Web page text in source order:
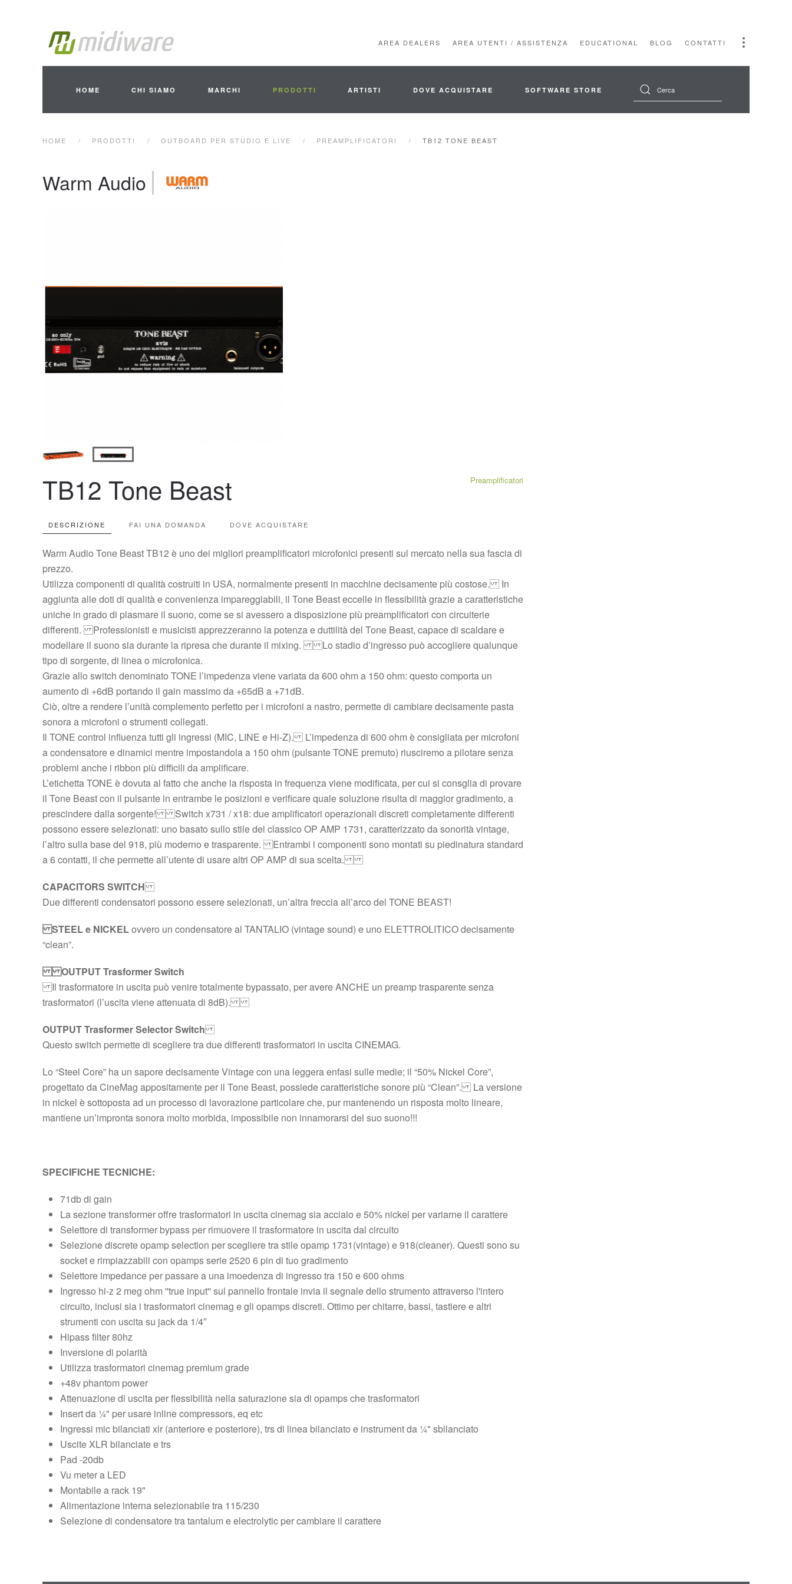
AREA DEALERS AREA UTENTI / ASSISTENZA EDUCATIONAL BLOG CONTATTI
HOME CHI SIAMO MARCHI PRODOTTI ARTISTI DOVE ACQUISTARE SOFTWARE STORE
HOME PRODOTTI OUTBOARD PER STUDIO E LIVE PREAMPLIFICATORI TB12 TONE BEAST
Warm Audio
Preamplificatori
TB12 Tone Beast
DESCRIZIONE FAI UNA DOMANDA DOVE ACQUISTARE
Warm Audio Tone Beast TB12 è uno dei migliori preamplificatori microfonici presenti sul mercato nella sua fascia di
prezzo.
Utilizza componenti di qualità costruiti in USA, normalmente presenti in macchine decisamente più costose. In
aggiunta alle doti di qualità e convenienza impareggiabili, il Tone Beast eccelle in flessibilità grazie a caratteristiche
uniche in grado di plasmare il suono, come se si avessero a disposizione più preamplificatori con circuiterie
differenti. Professionisti e musicisti apprezzeranno la potenza e duttilità del Tone Beast, capace di scaldare e
modellare il suono sia durante la ripresa che durante il mixing. Lo stadio d’ingresso può accogliere qualunque
tipo di sorgente, di linea o microfonica.
Grazie allo switch denominato TONE l’impedenza viene variata da 600 ohm a 150 ohm: questo comporta un
aumento di +6dB portando il gain massimo da +65dB a +71dB.
Ciò, oltre a rendere l’unità complemento perfetto per i microfoni a nastro, permette di cambiare decisamente pasta
sonora a microfoni o strumenti collegati.
Il TONE control influenza tutti gli ingressi (MIC, LINE e Hi-Z). L’impedenza di 600 ohm è consigliata per microfoni
a condensatore e dinamici mentre impostandola a 150 ohm (pulsante TONE premuto) riusciremo a pilotare senza
problemi anche i ribbon più difficili da amplificare.
L’etichetta TONE è dovuta al fatto che anche la risposta in frequenza viene modificata, per cui si consglia di provare
il Tone Beast con il pulsante in entrambe le posizioni e verificare quale soluzione risulta di maggior gradimento, a
prescindere dalla sorgente! Switch x731 / x18: due amplificatori operazionali discreti completamente differenti
possono essere selezionati: uno basato sullo stile del classico OP AMP 1731, caratterizzato da sonorità vintage,
l’altro sulla base del 918, più moderno e trasparente. Entrambi i componenti sono montati su piedinatura standard
a 6 contatti, il che permette all’utente di usare altri OP AMP di sua scelta.
CAPACITORS SWITCH
Due differenti condensatori possono essere selezionati, un’altra freccia all’arco del TONE BEAST!
STEEL e NICKELovvero un condensatore al TANTALIO (vintage sound) e uno ELETTROLITICO decisamente
“clean”.
OUTPUT Trasformer Switch
Il trasformatore in uscita può venire totalmente bypassato, per avere ANCHE un preamp trasparente senza
trasformatori (l’uscita viene attenuata di 8dB).
OUTPUT Trasformer Selector Switch
Questo switch permette di scegliere tra due differenti trasformatori in uscita CINEMAG.
Lo “Steel Core” ha un sapore decisamente Vintage con una leggera enfasi sulle medie; il “50% Nickel Core”,
progettato da CineMag appositamente per il Tone Beast, possiede caratteristiche sonore più “Clean”. La versione
in nickel è sottoposta ad un processo di lavorazione particolare che, pur mantenendo un risposta molto lineare,
mantiene un’impronta sonora molto morbida, impossibile non innamorarsi del suo suono!!!
SPECIFICHE TECNICHE:
71db di gain
La sezione transformer offre trasformatori in uscita cinemag sia acciaio e 50% nickel per variarne il carattere
Selettore di transformer bypass per rimuovere il trasformatore in uscita dal circuito
Selezione discrete opamp selection per scegliere tra stile opamp 1731(vintage) e 918(cleaner). Questi sono su
socket e rimpiazzabili con opamps serie 2520 6 pin di tuo gradimento
Selettore impedance per passare a una imoedenza di ingresso tra 150 e 600 ohms
Ingresso hi-z 2 meg ohm ''true input'' sul pannello frontale invia il segnale dello strumento attraverso l'intero
circuito, inclusi sia i trasformatori cinemag e gli opamps discreti. Ottimo per chitarre, bassi, tastiere e altri
strumenti con uscita su jack da 1/4″
Hipass filter 80hz
Inversione di polarità
Utilizza trasformatori cinemag premium grade
+48v phantom power
Attenuazione di uscita per flessibilità nella saturazione sia di opamps che trasformatori
Insert da ¼" per usare inline compressors, eq etc
Ingressi mic bilanciati xlr (anteriore e posteriore), trs di linea bilanciato e instrument da ¼" sbilanciato
Uscite XLR bilanciate e trs
Pad -20db
Vu meter a LED
Montabile a rack 19"
Alimentazione interna selezionabile tra 115/230
Selezione di condensatore tra tantalum e electrolytic per cambiare il carattere